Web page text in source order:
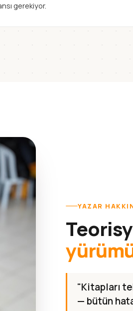
gerekiyor.
YAZAR
"Kitapları
— bütün